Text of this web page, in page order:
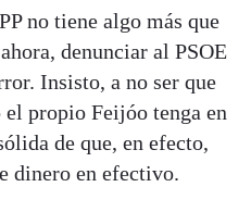
no tiene algo más que
denunciar al PSOE
Insisto, a no ser que
propio Feijóo tenga en
de que, en efecto,
dinero en efectivo.